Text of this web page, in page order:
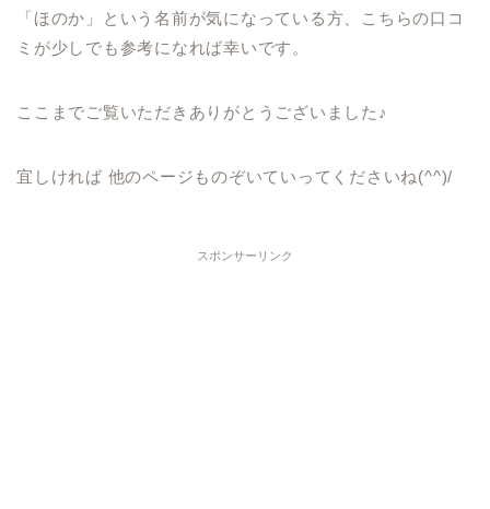
「ほのか」という名前が気になっている方、こちらの口コ
ミが少しでも参考になれば幸いです。
ここまでご覧いただきありがとうございました♪
宜しければ 他のページものぞいていってくださいね(^^)/
スポンサーリンク